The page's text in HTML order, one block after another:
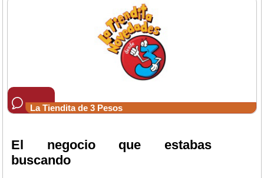
La Tiendita de 3 Pesos
El negocio que estabas
buscando